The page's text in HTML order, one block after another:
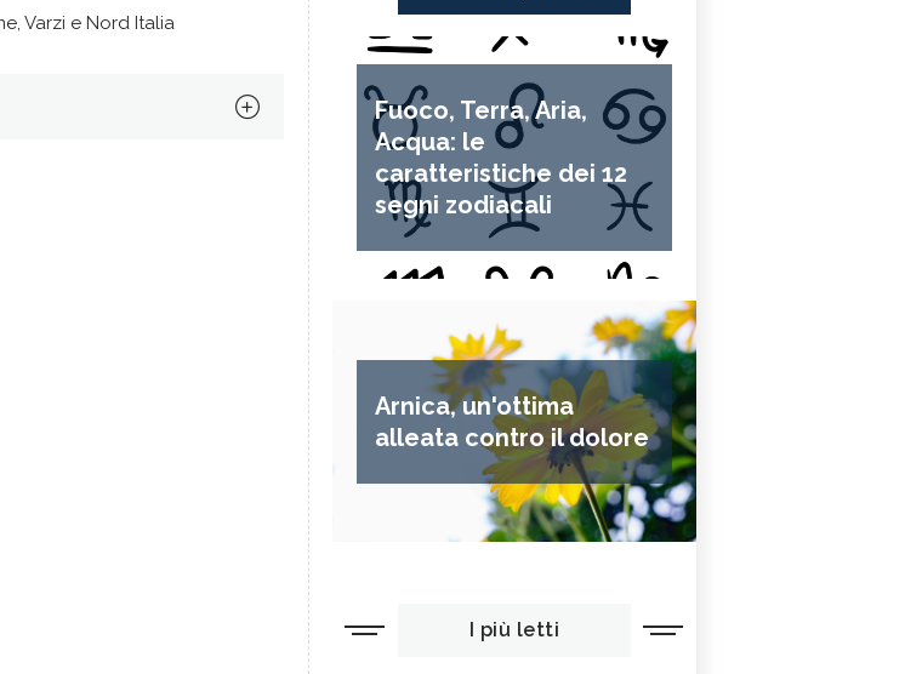
Varzi e Nord Italia
Fuoco, Terra, Aria,
Acqua: le
caratteristiche dei 12
segni zodiacali
Arnica, un'ottima
alleata contro il dolore
I più letti